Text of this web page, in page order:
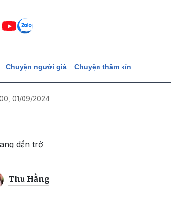
Chuyện người già Chuyện thầm kín
01/09/2024
dần trở
Thu Hằng